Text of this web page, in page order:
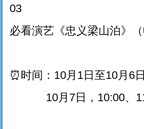
03
必看演艺《忠义梁山泊》（
⏰时间：10月1日至10月6
10月7日，10:00、